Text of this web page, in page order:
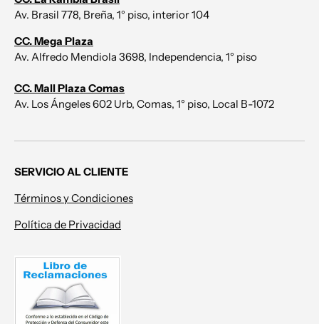
Av. Brasil 778, Breña, 1° piso, interior 104
CC. Mega Plaza
Av. Alfredo Mendiola 3698, Independencia, 1° piso
CC. Mall Plaza Comas
Av. Los Ángeles 602 Urb, Comas, 1° piso, Local B-1072
SERVICIO AL CLIENTE
Términos y Condiciones
Política de Privacidad